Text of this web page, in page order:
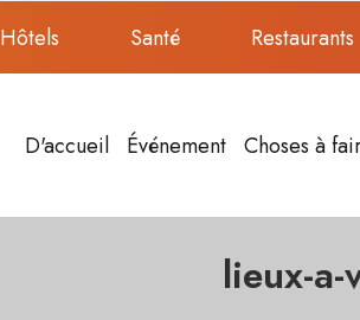
Hôtels Santé Restaurants
D'accueil Événement Choses à
lieux-